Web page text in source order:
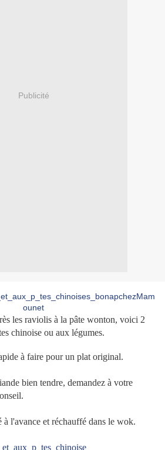
Publicité
les raviolis à la pâte wonton, voici 2
chinoise ou aux légumes.
à faire pour un plat original.
bien tendre, demandez à votre
à l'avance et réchauffé dans le wok.